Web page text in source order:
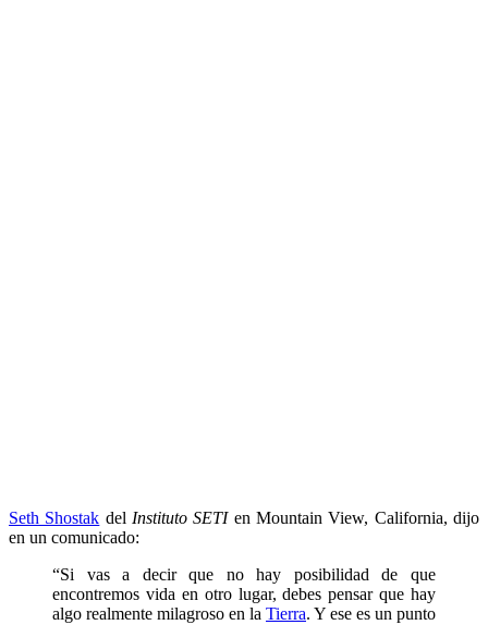
Seth Shostak delInstituto SETIen Mountain View, California, dijo
en un comunicado:
“Si vas a decir que no hay posibilidad de que
encontremos vida en otro lugar, debes pensar que hay
algo realmente milagroso en la Tierra. Y ese es un punto